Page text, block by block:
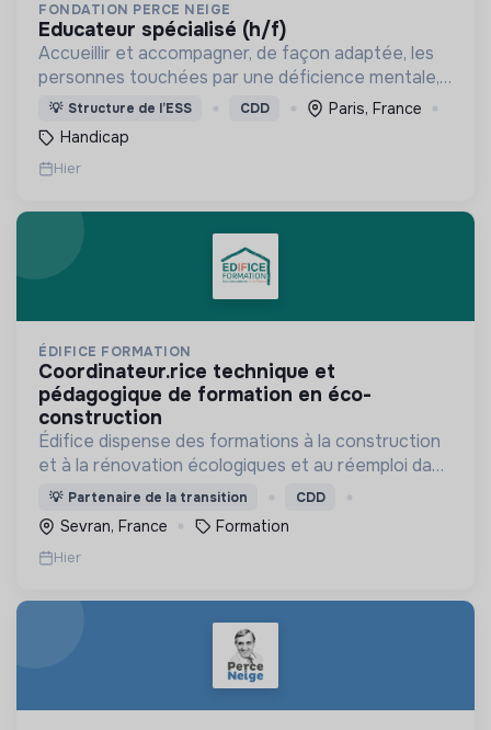
FONDATION PERCE NEIGE
educateur spécialisé (h/f)
Accueillir et accompagner, de façon adaptée, les
personnes touchées par une déficience mentale,
un handicap physique ou psychique
💡 Structure de l’ESS CDD
Paris, France
Handicap
Hier
ÉDIFICE FORMATION
coordinateur.rice technique et
pédagogique de formation en éco-
construction
Édifice dispense des formations à la construction
et à la rénovation écologiques et au réemploi dans
le bâtiment. Nos formations s'adressent à des
personnes en activité et des demandeurs
d'emploi.
💡 Partenaire de la transition CDD
Sevran, France Formation
Hier